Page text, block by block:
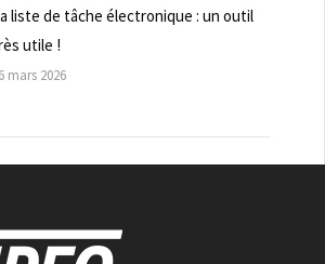
liste de tâche électronique : un outil
utile !
mars 2026